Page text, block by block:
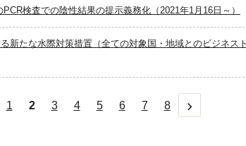
検査での陰性結果の提示義務化（2021年1月16日～）
新たな水際対策措置（全ての対象国・地域とのビジネス
前へ
1 2 3 4 5 6 7 8